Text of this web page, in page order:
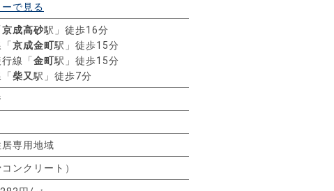
で見る
京成高砂駅」徒歩16分
京成金町駅」徒歩15分
線「 金町駅」徒歩15分
柴又 駅」徒歩7分
専用地域
ンクリート）